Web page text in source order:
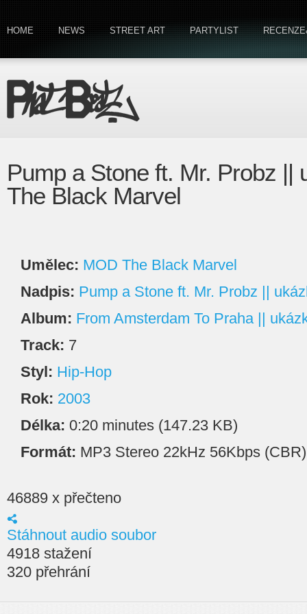
HOME NEWS STREET ART PARTYLIST
Pump a Stone ft. Mr. Probz ||
The Black Marvel
Umělec: MOD The Black Marvel
Nadpis: Pump a Stone ft. Mr. Probz ||
Album: From Amsterdam To Praha ||
Track: 7
Styl: Hip-Hop
Rok: 2003
Délka: 0:20 minutes (147.23 KB)
Formát: MP3 Stereo 22kHz 56Kbps (CBR)
46889 x přečteno
Stáhnout audio soubor
4918 stažení
320 přehrání